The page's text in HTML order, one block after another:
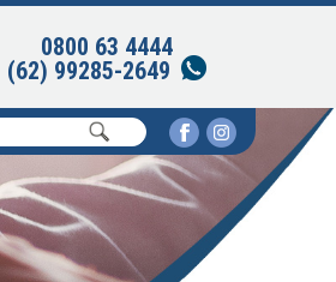
0800 63 4444
(62) 99285-2649